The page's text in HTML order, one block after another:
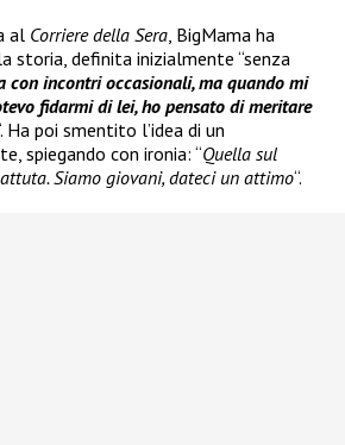
al Corriere della Sera , BigMama ha
storia, definita inizialmente “senza
con incontri occasionali, ma quando mi
fidarmi di lei, ho pensato di meritare
Ha poi smentito l’idea di un
spiegando con ironia: “Quella sul
Siamo giovani, dateci un attimo“.